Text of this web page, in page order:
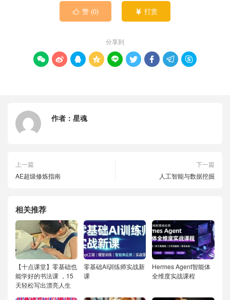
 赞 (0)  打赏
分享到
        
作者： 星魂
上一篇
AE超级修炼指南
下一篇
人工智能与数据挖掘
相关推荐
【十点课堂】零基础也
能学好的书法课 ，15
天轻松写出漂亮人生
零基础AI训练师实战新
课
Hermes Agent智能体
全维度实战课程